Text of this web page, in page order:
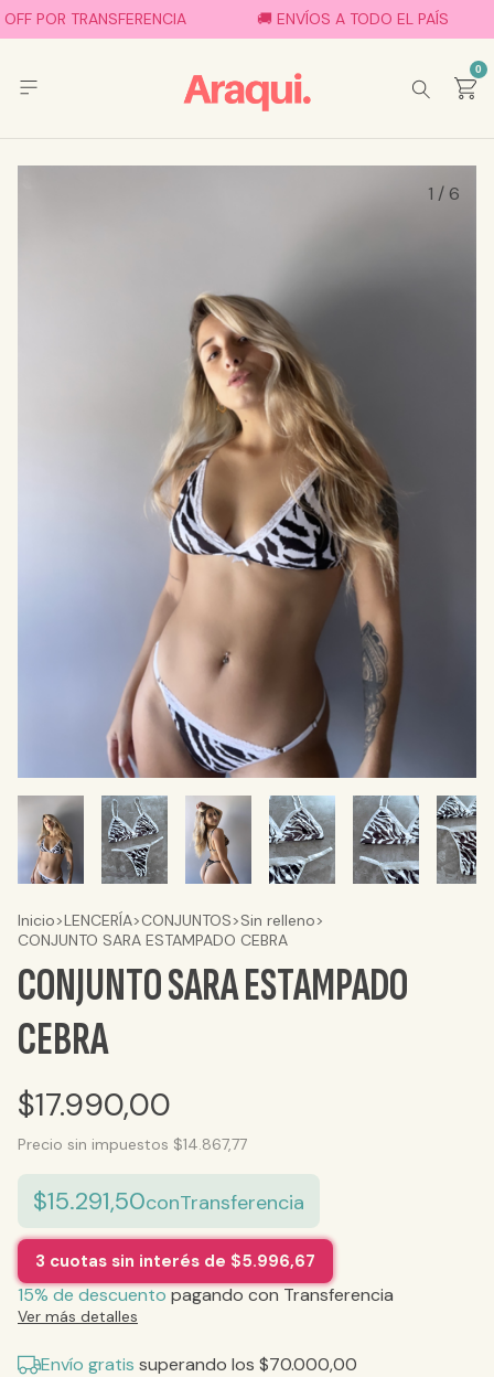
POR TRANSFERENCIA 🚚 ENVÍOS A TODO EL PAÍS
0
1 /6
Inicio>LENCERÍA>CONJUNTOS>Sin relleno>
CONJUNTO SARA ESTAMPADO CEBRA
CONJUNTO SARA ESTAMPADO
CEBRA
$17.990,00
Precio sin impuestos $14.867,77
$15.291,50conTransferencia
3 cuotas sin interés de $5.996,67
15% de descuento pagando con Transferencia
Ver más detalles
Envío gratis superando los$70.000,00